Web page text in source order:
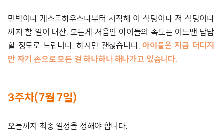
민박이냐 게스트하우스냐부터 시작해 이 식당이냐 저 식당이냐
까지 할 일이 태산. 모든게 처음인 아이들의 속도는 어느땐 답답
할 정도로 느립니다. 하지만 괜찮습니다. 아이들은 지금 더디지
만 자기 손으로 모든 걸 하나하나 해나가고 있습니다.
3주차(7월 7일)
오늘까지 최종 일정을 정해야 합니다.